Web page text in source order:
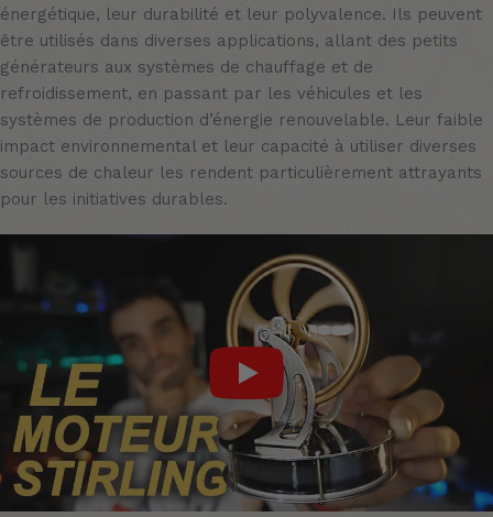
énergétique, leur durabilité et leur polyvalence. Ils peuvent
être utilisés dans diverses applications, allant des petits
générateurs aux systèmes de chauffage et de
refroidissement, en passant par les véhicules et les
systèmes de production d’énergie renouvelable. Leur faible
impact environnemental et leur capacité à utiliser diverses
sources de chaleur les rendent particulièrement attrayants
pour les initiatives durables.